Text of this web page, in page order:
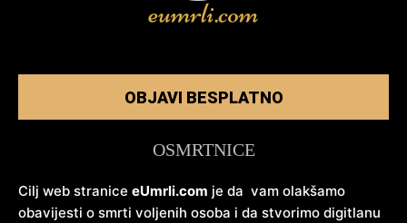
OBJAVI BESPLATNO
OSMRTNICE
Cilj web stranice eUmrli.com je da vam olakšamo
obavijesti o smrti voljenih osoba i da stvorimo digitlanu